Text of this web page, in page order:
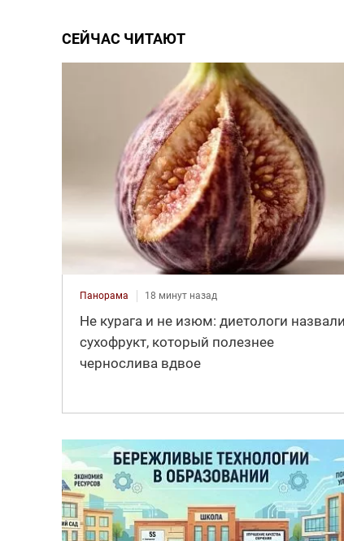
СЕЙЧАС ЧИТАЮТ
Панорама 18 минут назад
Не курага и не изюм: диетологи назвали
сухофрукт, который полезнее
чернослива вдвое